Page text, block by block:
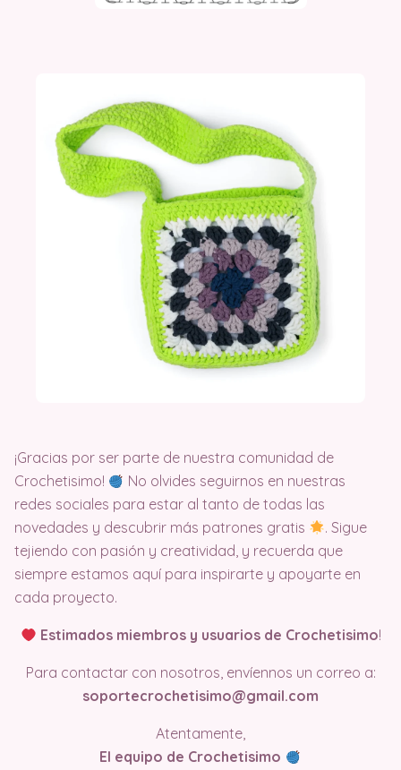
¡Gracias por ser parte de nuestra comunidad de
Crochetisimo!
No olvides seguirnos en nuestras
redes sociales para estar al tanto de todas las
novedades y descubrir más patrones gratis
. Sigue
tejiendo con pasión y creatividad, y recuerda que
siempre estamos aquí para inspirarte y apoyarte en
cada proyecto.
Estimados miembros y usuarios de Crochetisimo!
Para contactar con nosotros, envíennos un correo a:
soportecrochetisimo@gmail.com
Atentamente,
El equipo de Crochetisimo